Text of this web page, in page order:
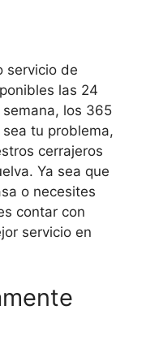
servicio de
las 24
los 365
tu problema,
cerrajeros
Ya sea que
o necesites
contar con
servicio en